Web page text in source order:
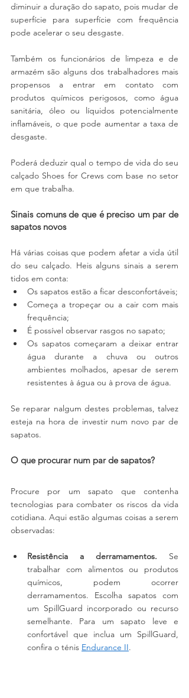
diminuir a duração do sapato, pois mudar de
superfície para superfície com frequência
pode acelerar o seu desgaste.
Também os funcionários de limpeza e de
armazém são alguns dos trabalhadores mais
propensos a entrar em contato com
produtos químicos perigosos, como água
sanitária, óleo ou líquidos potencialmente
inflamáveis, o que pode aumentar a taxa de
desgaste.
Poderá deduzir qual o tempo de vida do seu
calçado Shoes for Crews com base no setor
em que trabalha.
Sinais comuns de que é preciso um par de
sapatos novos
Há várias coisas que podem afetar a vida útil
do seu calçado. Heis alguns sinais a serem
tidos em conta:
Os sapatos estão a ficar desconfortáveis;
Começa a tropeçar ou a cair com mais
frequência;
É possível observar rasgos no sapato;
Os sapatos começaram a deixar entrar
água durante a chuva ou outros
ambientes molhados, apesar de serem
resistentes à água ou à prova de água.
Se reparar nalgum destes problemas, talvez
esteja na hora de investir num novo par de
sapatos.
O que procurar num par de sapatos?
Procure por um sapato que contenha
tecnologias para combater os riscos da vida
cotidiana. Aqui estão algumas coisas a serem
observadas:
Resistência a derramamentos. Se
trabalhar com alimentos ou produtos
químicos, podem ocorrer
derramamentos. Escolha sapatos com
um SpillGuard incorporado ou recurso
semelhante. Para um sapato leve e
confortável que inclua um SpillGuard,
confira o ténis Endurance II.